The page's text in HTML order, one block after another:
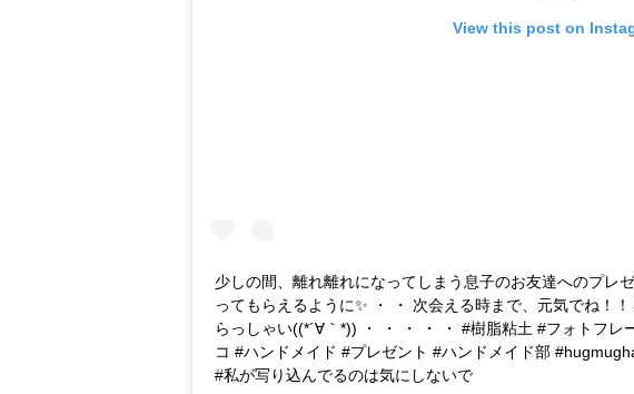
View this post on
少しの間、離れ離れになってしまう息子のお友達へのプレ
ってもらえるように✨ ・ ・ 次会える時まで、元気でね！
らっしゃい((*´∀｀*)) ・ ・ ・ ・ ・ #樹脂粘土 #フォトフ
コ #ハンドメイド #プレゼント #ハンドメイド部
#私が写り込んでるのは気にしないで